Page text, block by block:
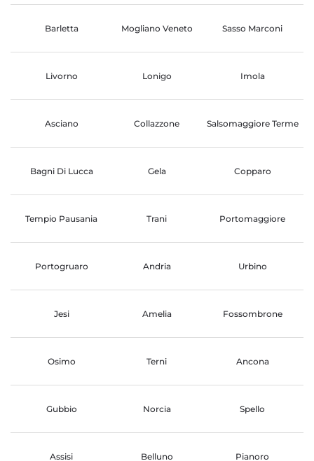
Barletta Mogliano Veneto Sasso Marconi
Livorno Lonigo Imola
Asciano Collazzone Salsomaggiore Terme
Bagni Di Lucca Gela Copparo
Tempio Pausania Trani Portomaggiore
Portogruaro Andria Urbino
Jesi Amelia Fossombrone
Osimo Terni Ancona
Gubbio Norcia Spello
Assisi Belluno Pianoro